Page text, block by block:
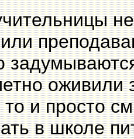
оживили
то и просто
в школе